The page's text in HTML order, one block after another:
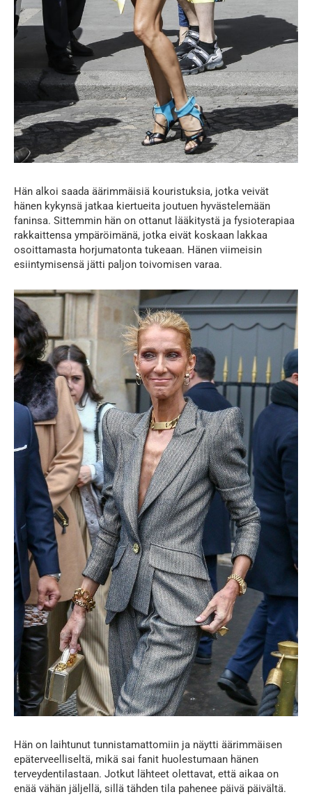
Hän alkoi saada äärimmäisiä kouristuksia, jotka veivät
hänen kykynsä jatkaa kiertueita joutuen hyvästelemään
faninsa. Sittemmin hän on ottanut lääkitystä ja fysioterapiaa
rakkaittensa ympäröimänä, jotka eivät koskaan lakkaa
osoittamasta horjumatonta tukeaan. Hänen viimeisin
esiintymisensä jätti paljon toivomisen varaa.
Hän on laihtunut tunnistamattomiin ja näytti äärimmäisen
epäterveelliseltä, mikä sai fanit huolestumaan hänen
terveydentilastaan. Jotkut lähteet olettavat, että aikaa on
enää vähän jäljellä, sillä tähden tila pahenee päivä päivältä.